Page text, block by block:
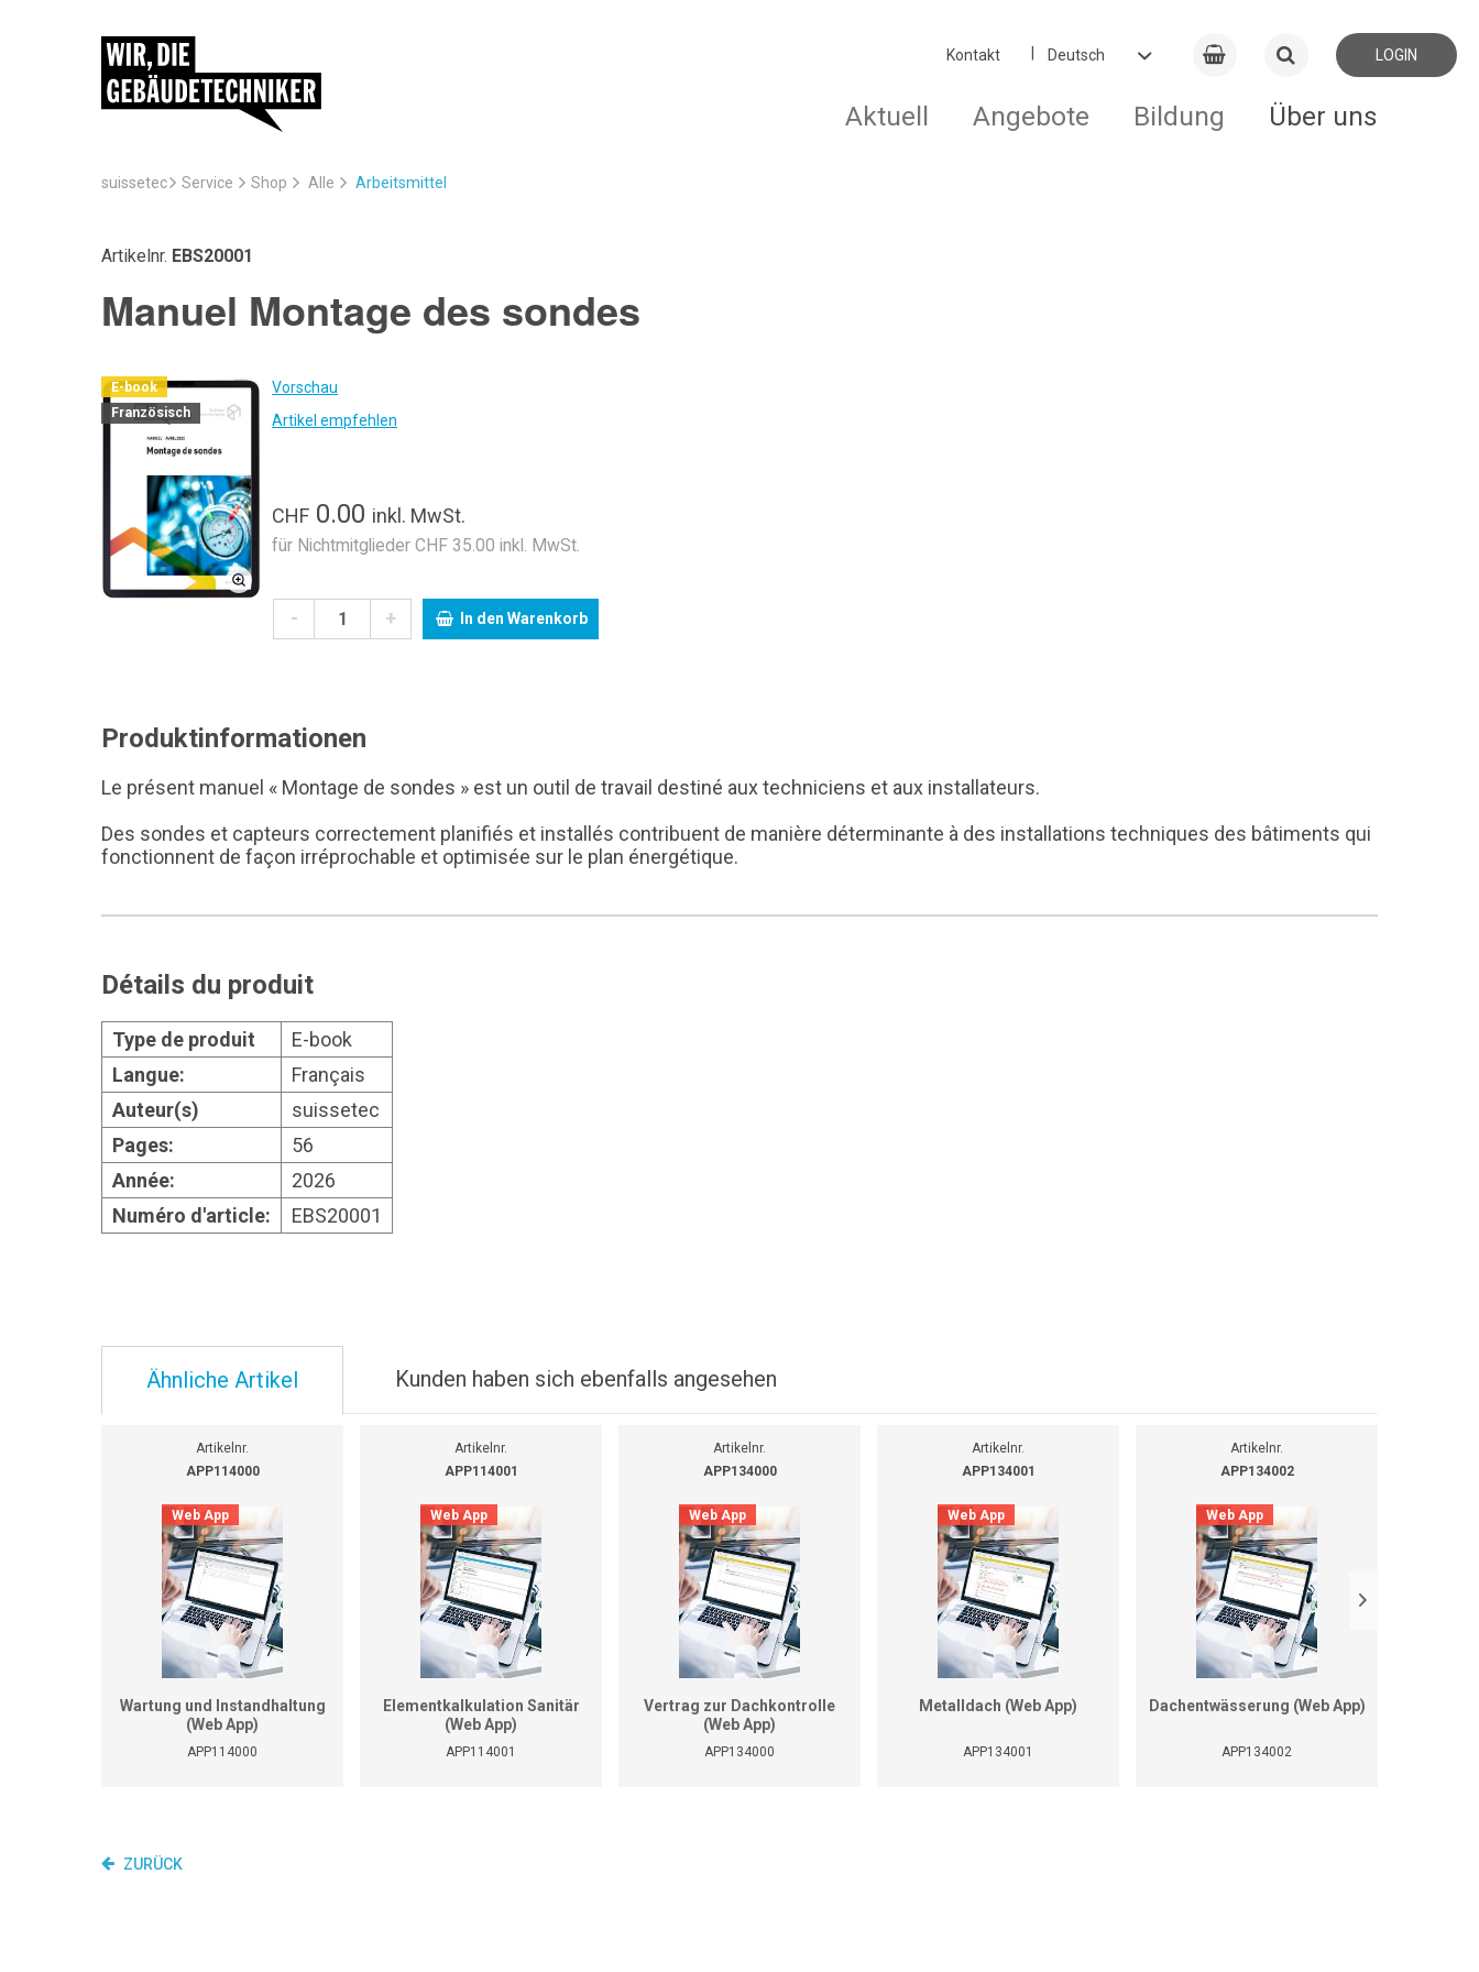
Kontakt LOGIN
Aktuell Angebote Bildung Über uns
suissetec Service Shop Alle Arbeitsmittel
Artikelnr. EBS20001
Manuel Montage des sondes
E-book
Französisch
Vorschau
Artikel empfehlen
CHF 0.00 inkl. MwSt.
für Nichtmitglieder CHF 35.00 inkl. MwSt.
- + In den Warenkorb
Produktinformationen
Le présent manuel « Montage de sondes » est un outil de travail destiné aux techniciens et aux installateurs.
Des sondes et capteurs correctement planifiés et installés contribuent de manière déterminante à des installations techniques des bâtiments qui
fonctionnent de façon irréprochable et optimisée sur le plan énergétique.
Détails du produit
Type de produit
E-book
Langue:
Français
Auteur(s)
suissetec
Pages:
56
Année:
2026
Numéro d'article:
EBS20001
Ähnliche Artikel Kunden haben sich ebenfalls angesehen
Artikelnr.
APP114000
Web App
Wartung und Instandhaltung
(Web App)
APP114000
Artikelnr.
APP114001
Web App
Elementkalkulation Sanitär
(Web App)
APP114001
Artikelnr.
APP134000
Web App
Vertrag zur Dachkontrolle
(Web App)
APP134000
Artikelnr.
APP134001
Web App
Metalldach (Web App)
APP134001
Artikelnr.
APP134002
Web App
Dachentwässerung (Web App)
APP134002
ZURÜCK